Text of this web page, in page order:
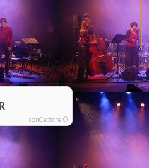
IconCaptcha ©